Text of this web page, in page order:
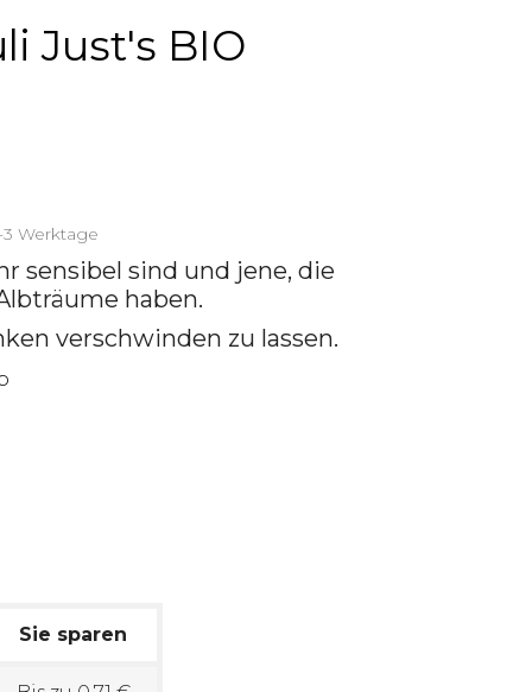
Just's BIO
Werktage
sensibel sind und jene, die
haben.
verschwinden zu lassen.
Sie sparen